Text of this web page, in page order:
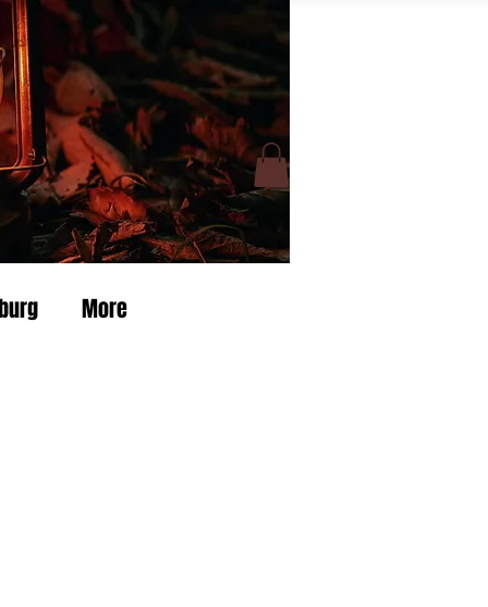
More